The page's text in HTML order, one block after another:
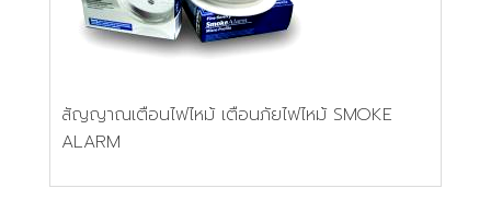
สัญญาณเตือนไฟไหม้ เตือนภัยไฟไหม้ SMOKE
ALARM